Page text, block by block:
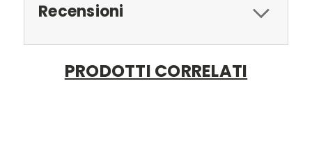
Recensioni
PRODOTTI CORRELATI